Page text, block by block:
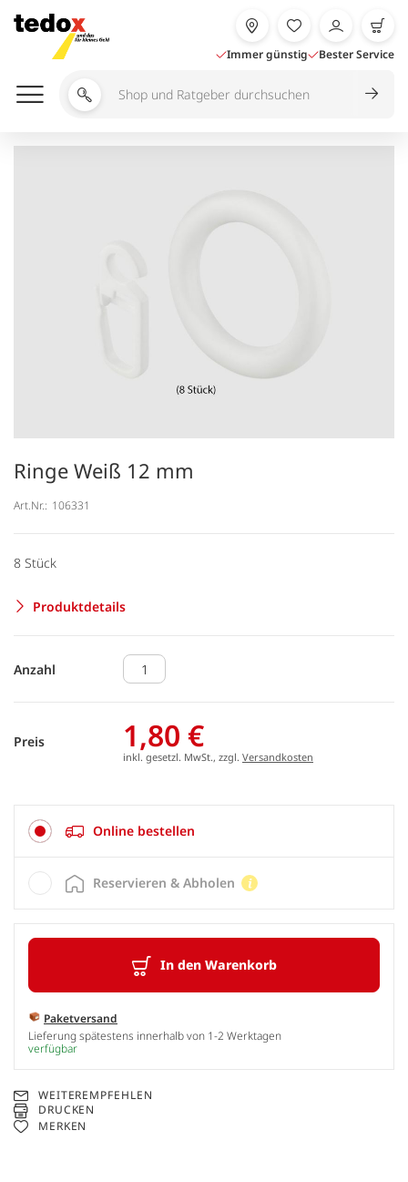
Inhalt
springen
Immer günstig Bester Service
Shop
Ratgeber
Ringe Weiß 12 mm
Art.Nr.: 106331
8 Stück
Produktdetails
Anzahl
Preis 1,80 €
inkl. gesetzl. MwSt., zzgl. Versandkosten
Online bestellen
In den Warenkorb
Paketversand
Lieferung spätestens innerhalb von 1-2 Werktagen
verfügbar
Reservieren & Abholen
WEITEREMPFEHLEN
DRUCKEN
MERKEN